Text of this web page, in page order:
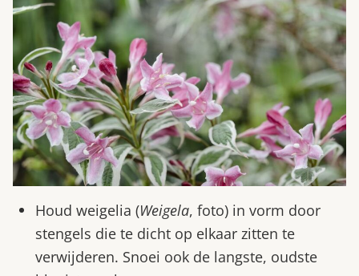
Houd weigelia (Weigela, foto) in vorm door
stengels die te dicht op elkaar zitten te
verwijderen. Snoei ook de langste, oudste